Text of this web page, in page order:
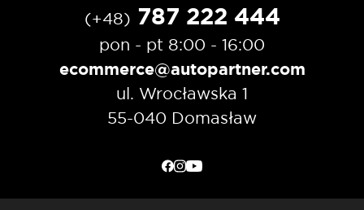
(+48) 787 222 444
pon - pt 8:00 - 16:00
ecommerce@autopartner.com
ul. Wrocławska 1
55-040 Domasław